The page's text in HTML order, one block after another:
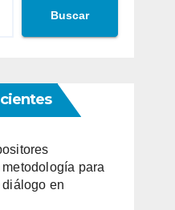
Buscar
para
en